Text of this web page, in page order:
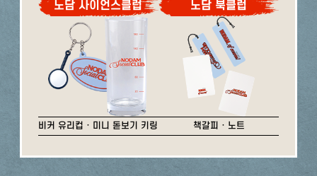
노담 사이언스클럽
비커 유리컵 · 미니 돋보기 키링
노담 북클럽
책갈피 · 노트